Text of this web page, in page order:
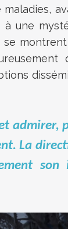
une
admirer,
La
son